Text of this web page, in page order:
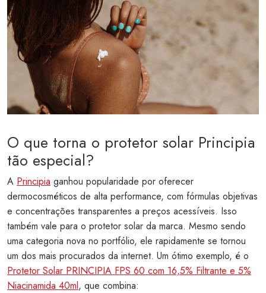
O que torna o protetor solar Principia
tão especial?
A Principia ganhou popularidade por oferecer
dermocosméticos de alta performance, com fórmulas objetivas
e concentrações transparentes a preços acessíveis. Isso
também vale para o protetor solar da marca. Mesmo sendo
uma categoria nova no portfólio, ele rapidamente se tornou
um dos mais procurados da internet. Um ótimo exemplo, é o
Protetor Solar PRINCIPIA FPS 60 com 16,5% Filtrante e 5%
Niacinamida 40ml, que combina: